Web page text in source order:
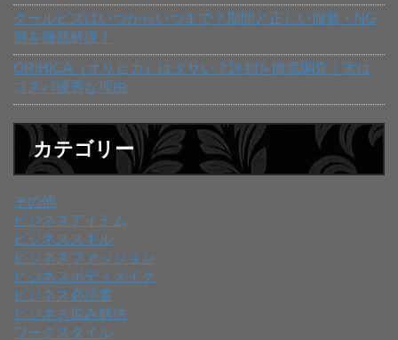
クールビズはいつからいつまで？期間と正しい服装・NG
例を徹底解説！
ORIHICA（オリヒカ）はダサい？評判を徹底調査｜実は
コスパ優秀な理由
カテゴリー
その他
ビジネスアイテム
ビジネススキル
ビジネスファッション
ビジネスボディメイク
ビジネス必読書
ビジネス悩み解決
ワークスタイル